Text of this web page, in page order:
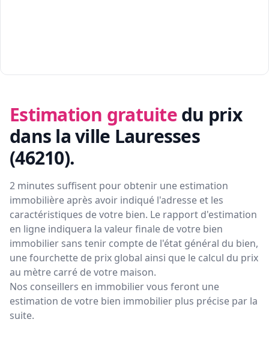
Estimation gratuite du prix
dans la ville Lauresses
(46210).
2 minutes suffisent pour obtenir une estimation
immobilière après avoir indiqué l'adresse et les
caractéristiques de votre bien. Le rapport d'estimation
en ligne indiquera la valeur finale de votre bien
immobilier sans tenir compte de l'état général du bien,
une fourchette de prix global ainsi que le calcul du prix
au mètre carré de votre maison.
Nos conseillers en immobilier vous feront une
estimation de votre bien immobilier plus précise par la
suite.